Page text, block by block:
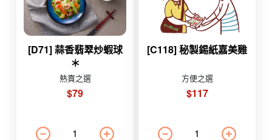
[D71] 蒜香翡翠炒蝦球
＊
熱賣之選
$79
[C118] 秘製錫紙嘉美雞
方便之選
$117